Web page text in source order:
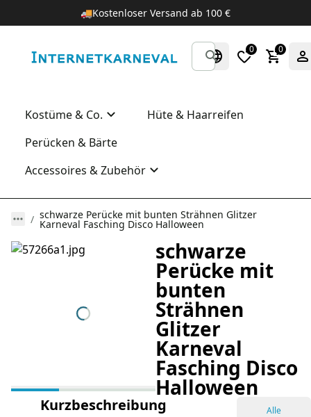
🚚Kostenloser Versand ab 100 €
0 0
Kostüme & Co.
Hüte & Haarreifen
Perücken & Bärte
Accessoires & Zubehör
schwarze Perücke mit bunten Strähnen Glitzer
Karneval Fasching Disco Halloween
Kurzbeschreibung
schwarze
Perücke mit
bunten
Strähnen
Glitzer
Karneval
Fasching Disco
Halloween
Alle